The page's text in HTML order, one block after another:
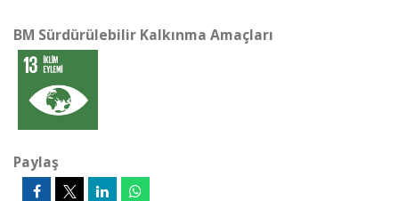
BM Sürdürülebilir Kalkınma Amaçları
Paylaş